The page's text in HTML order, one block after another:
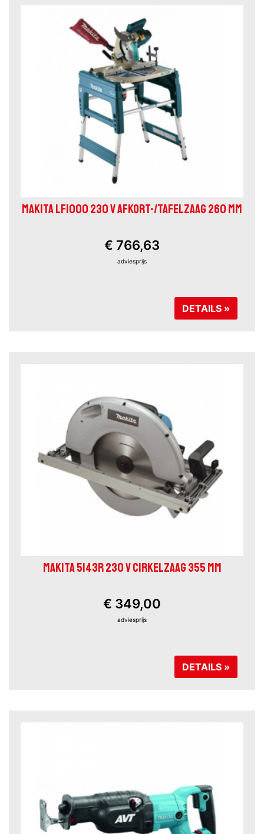
MAKITA LF1000 230 V AFKORT-/TAFELZAAG 260 MM
€ 766,63
adviesprijs
DETAILS »
MAKITA 5143R 230 V CIRKELZAAG 355 MM
€ 349,00
adviesprijs
DETAILS »